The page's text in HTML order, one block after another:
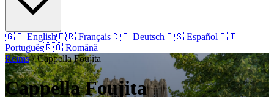
🇬🇧 English🇫🇷 Français🇩🇪 Deutsch🇪🇸 Español🇵🇹
Português🇷🇴 Română
Reims› Cappella Foujita
Cappella Foujita